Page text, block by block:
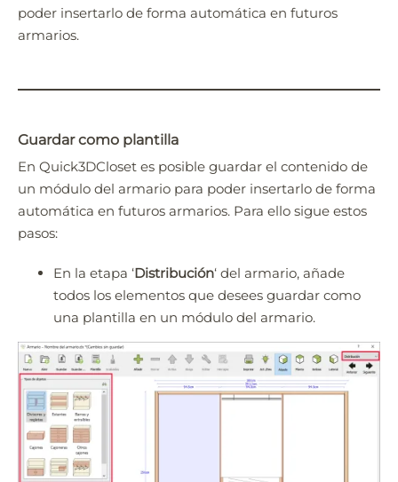
poder insertarlo de forma automática en futuros
armarios.
Guardar como plantilla
En Quick3DCloset es posible guardar el contenido de
un módulo del armario para poder insertarlo de forma
automática en futuros armarios. Para ello sigue estos
pasos:
En la etapa ‘Distribución‘ del armario, añade
todos los elementos que desees guardar como
una plantilla en un módulo del armario.
Quick3DPlan